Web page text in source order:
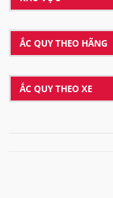
ẮC QUY THEO HÃNG
ẮC QUY THEO XE